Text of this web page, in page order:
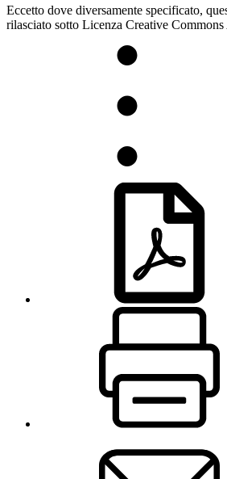
Eccetto dove diversamente specificato,
rilasciato sotto Licenza Creative